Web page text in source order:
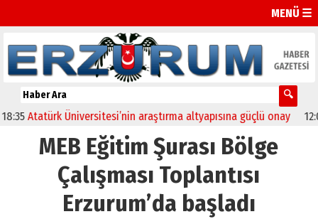
MENÜ ☰
Atatürk Üniversitesi’nin araştırma altyapısına güçlü onay 12:04
MEB Eğitim Şurası Bölge
Çalışması Toplantısı
Erzurum’da başladı